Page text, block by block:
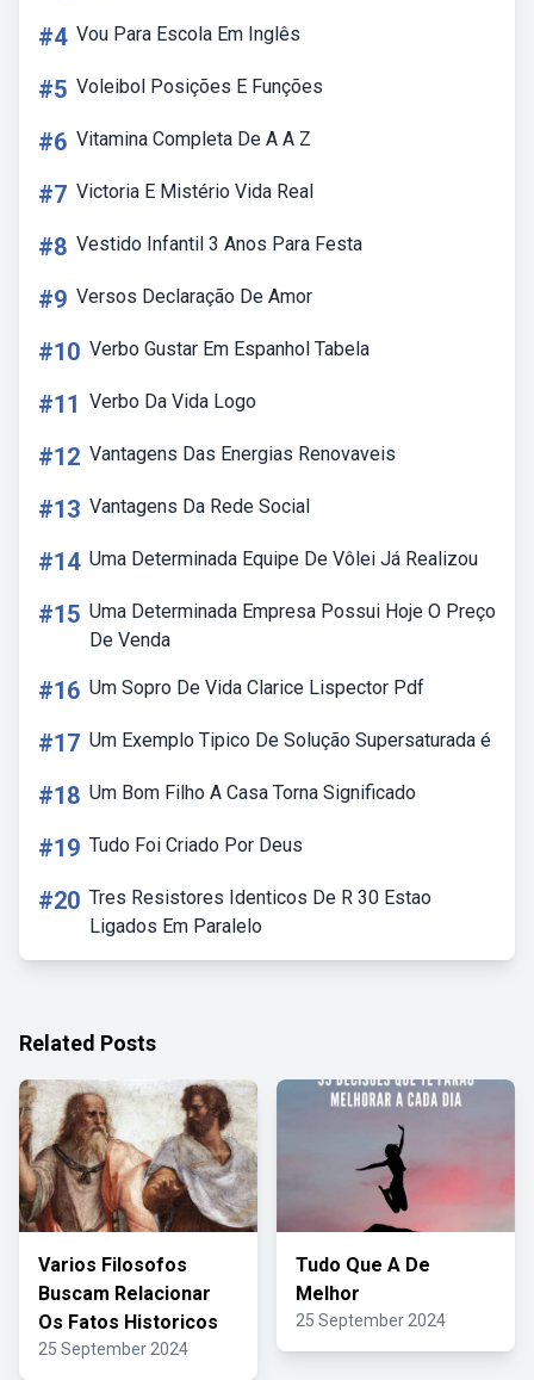
#4 Vou Para Escola Em Inglês
#5 Voleibol Posições E Funções
#6 Vitamina Completa De A A Z
#7 Victoria E Mistério Vida Real
#8 Vestido Infantil 3 Anos Para Festa
#9 Versos Declaração De Amor
#10 Verbo Gustar Em Espanhol Tabela
#11 Verbo Da Vida Logo
#12 Vantagens Das Energias Renovaveis
#13 Vantagens Da Rede Social
#14 Uma Determinada Equipe De Vôlei Já Realizou
#15 Uma Determinada Empresa Possui Hoje O Preço
De Venda
#16 Um Sopro De Vida Clarice Lispector Pdf
#17 Um Exemplo Tipico De Solução Supersaturada é
#18 Um Bom Filho A Casa Torna Significado
#19 Tudo Foi Criado Por Deus
#20 Tres Resistores Identicos De R 30 Estao
Ligados Em Paralelo
Related Posts
Varios Filosofos
Buscam Relacionar
Os Fatos Historicos
25 September 2024
Tudo Que A De
Melhor
25 September 2024